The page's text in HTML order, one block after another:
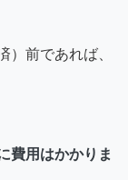
）前であれば、
費用はかかりま